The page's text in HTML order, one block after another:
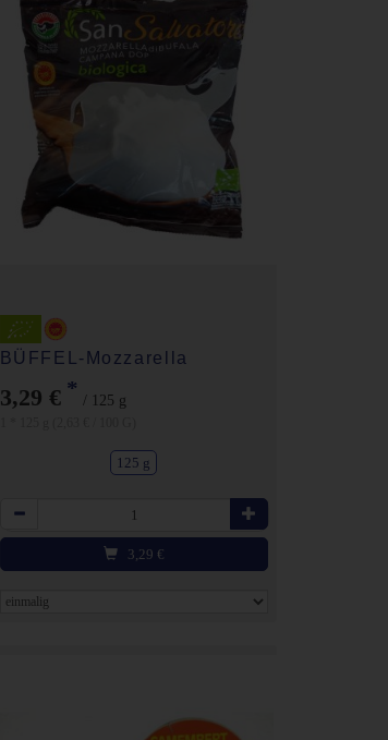
BÜFFEL-Mozzarella
3,29 € * / 125 g
125 g
Anzahl
3,29 €